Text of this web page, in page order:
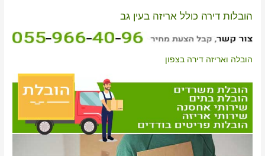
הובלות דירה כולל אריזה בעין גב
הובלה ואריזה דירה בצפון